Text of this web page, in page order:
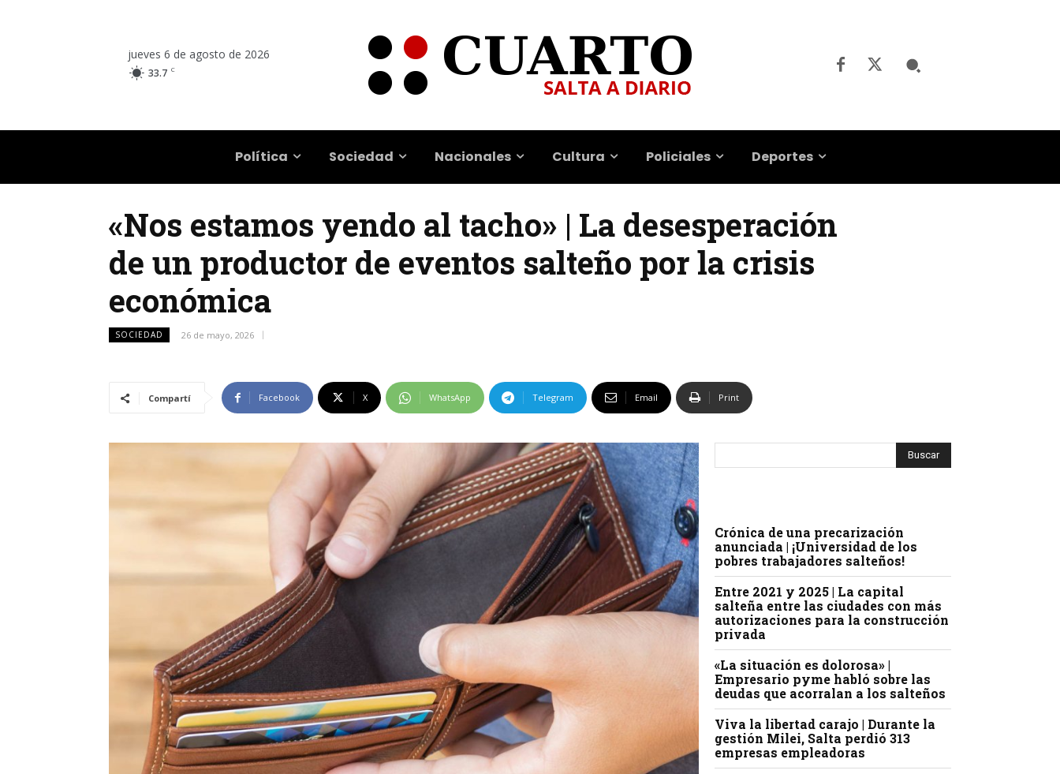
jueves 6 de agosto de 2026
33.7 C
Política Sociedad Nacionales Cultura Policiales Deportes
«Nos estamos yendo al tacho» | La desesperación
de un productor de eventos salteño por la crisis
económica
SOCIEDAD 26 de mayo, 2026
Compartí Facebook X WhatsApp Telegram Email Print
Crónica de una precarización
anunciada | ¡Universidad de los
pobres trabajadores salteños!
Entre 2021 y 2025 | La capital
salteña entre las ciudades con más
autorizaciones para la construcción
privada
«La situación es dolorosa» |
Empresario pyme habló sobre las
deudas que acorralan a los salteños
Viva la libertad carajo | Durante la
gestión Milei, Salta perdió 313
empresas empleadoras